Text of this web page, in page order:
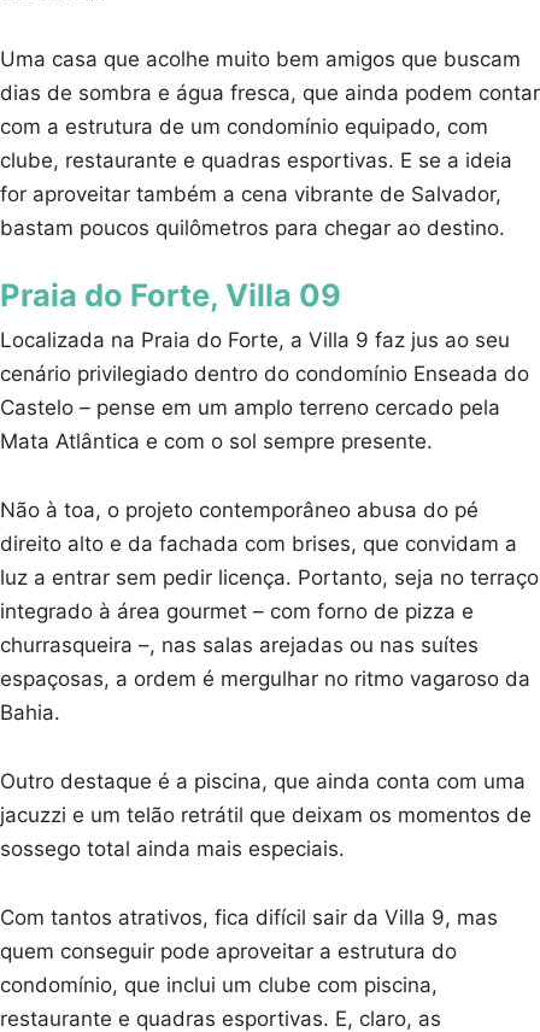
Uma casa que acolhe muito bem amigos que buscam
dias de sombra e água fresca, que ainda podem contar
com a estrutura de um condomínio equipado, com
clube, restaurante e quadras esportivas. E se a ideia
for aproveitar também a cena vibrante de Salvador,
bastam poucos quilômetros para chegar ao destino.
Praia do Forte, Villa 09
Localizada na Praia do Forte, a Villa 9 faz jus ao seu
cenário privilegiado dentro do condomínio Enseada do
Castelo – pense em um amplo terreno cercado pela
Mata Atlântica e com o sol sempre presente.
Não à toa, o projeto contemporâneo abusa do pé
direito alto e da fachada com brises, que convidam a
luz a entrar sem pedir licença. Portanto, seja no terraço
integrado à área gourmet – com forno de pizza e
churrasqueira –, nas salas arejadas ou nas suítes
espaçosas, a ordem é mergulhar no ritmo vagaroso da
Bahia.
Outro destaque é a piscina, que ainda conta com uma
jacuzzi e um telão retrátil que deixam os momentos de
sossego total ainda mais especiais.
Com tantos atrativos, fica difícil sair da Villa 9, mas
quem conseguir pode aproveitar a estrutura do
condomínio, que inclui um clube com piscina,
restaurante e quadras esportivas. E, claro, as